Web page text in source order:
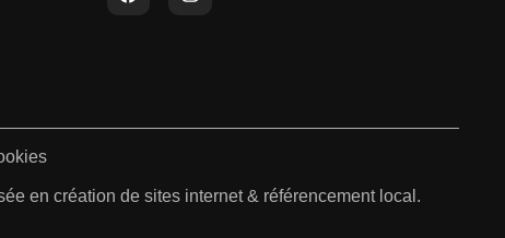
en création de sites internet & référencement local.